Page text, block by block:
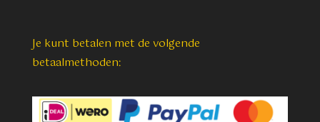
Je kunt betalen met de volgende
betaalmethoden: